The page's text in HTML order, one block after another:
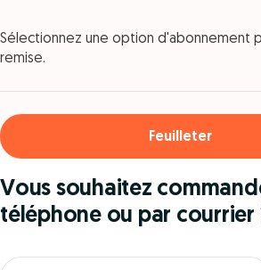
Sélectionnez une option d'abonnement
remise.
Feuilleter
Vous souhaitez
téléphone ou par courrier